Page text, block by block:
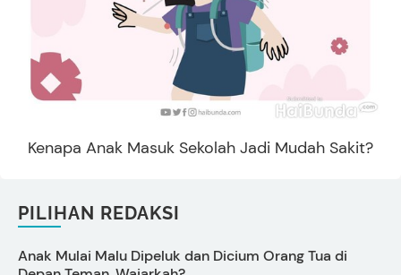
Kenapa Anak Masuk Sekolah Jadi Mudah Sakit?
PILIHAN REDAKSI
Anak Mulai Malu Dipeluk dan Dicium Orang Tua di